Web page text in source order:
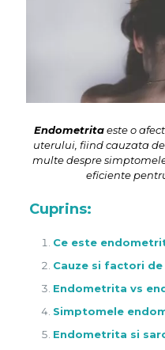
Endometritaeste o
uterului, fiind cauzata
multe despre
eficiente
Cuprins:
Ce este
Cauze si factori de
Endometrita vs
Simptomele
Endometrita si